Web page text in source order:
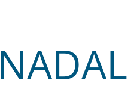
NADAL